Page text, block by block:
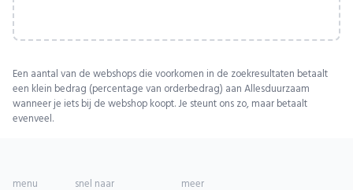
Een aantal van de webshops die voorkomen in de zoekresultaten betaalt
een klein bedrag (percentage van orderbedrag) aan Allesduurzaam
wanneer je iets bij de webshop koopt. Je steunt ons zo, maar betaalt
evenveel.
menu
snel naar
meer